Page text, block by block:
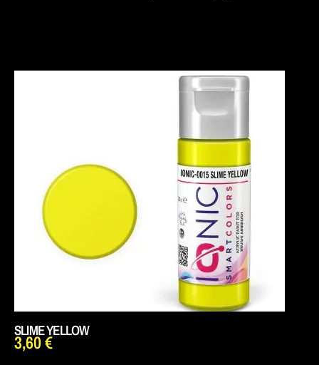
SLIME YELLOW
3,60€